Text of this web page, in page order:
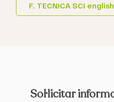
F. TECNICA SCI
Sol·licitar